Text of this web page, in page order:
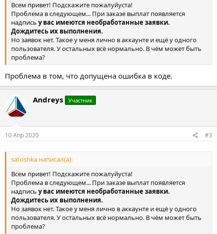
Всем привет! Подскажите пожалуйуста!
Проблема в следующем... При заказе выплат появляется
надпись у вас имеются необработанные заявки.
Дождитесь их выполнения.
Но заявок нет. Такое у меня лично в аккаунте и ещё у одного
пользователя. У остальных всё нормально. В чём может быть
проблема?
Проблема в том, что допущена ошибка в коде.
Andreys Участник
10 Апр 2020 #3
satoshka написал(а):
Всем привет! Подскажите пожалуйуста!
Проблема в следующем... При заказе выплат появляется
надпись у вас имеются необработанные заявки.
Дождитесь их выполнения.
Но заявок нет. Такое у меня лично в аккаунте и ещё у одного
пользователя. У остальных всё нормально. В чём может быть
проблема?